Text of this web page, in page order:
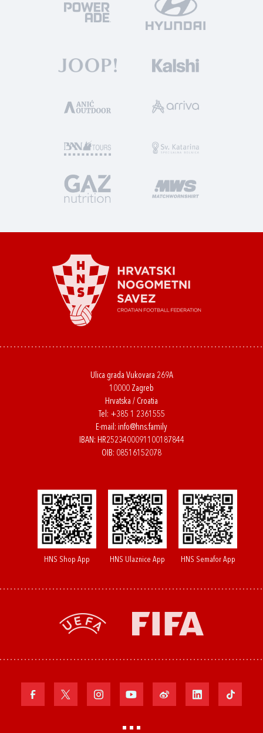
Ulica grada Vukovara 269A
10000 Zagreb
Hrvatska / Croatia
Tel: +385 1 2361555
E-mail: info@hns.family
IBAN: HR2523400091100187844
OIB: 08516152078
HNS Shop App HNS Ulaznice App HNS Semafor App